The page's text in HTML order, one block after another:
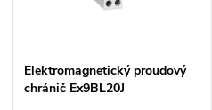
Elektromagnetický proudový
chránič Ex9BL20J